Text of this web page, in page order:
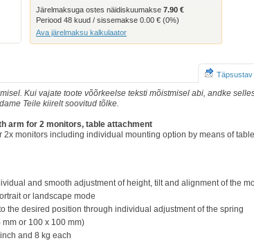
Järelmaksuga ostes näidiskuumakse 7.90 €
Periood 48 kuud / sissemakse 0.00 € (0%)
Ava järelmaksu kalkulaator
Täpsustav
Kui vajate toote võõrkeelse teksti mõistmisel abi, andke
Teile kiirelt soovitud tõlke.
arm for 2 monitors, table attachment
2x monitors including individual mounting option by means of
and smooth adjustment of height, tilt and alignment of the
or landscape mode
the desired position through individual adjustment of the spring
or 100 x 100 mm)
and 8 kg each